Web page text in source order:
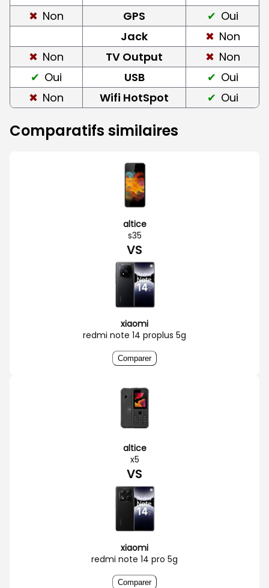
Non
GPS
Oui
Jack
Non
Non
TV Output
Non
Oui
USB
Oui
Non
Wifi HotSpot Oui
Comparatifs similaires
altice
s35
VS
xiaomi
redmi note 14 proplus 5g
Comparer
altice
x5
VS
xiaomi
redmi note 14 pro 5g
Comparer